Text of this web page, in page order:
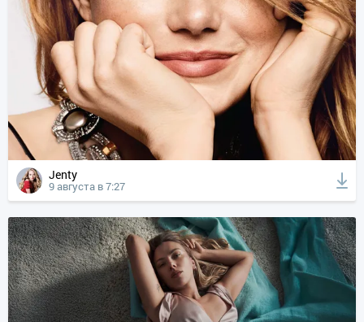
Jenty
9 августа в 7:27